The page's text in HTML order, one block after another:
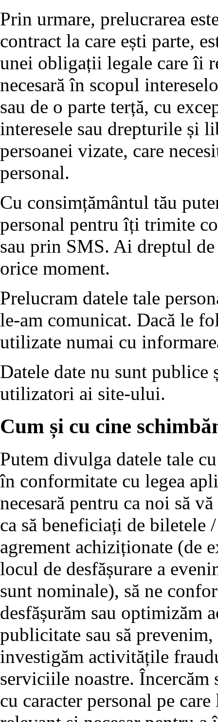
Prin urmare, prelucrarea
contract la care ești parte,
unei obligații legale care îi
necesară în scopul
sau de o parte terță, cu
interesele sau drepturile și
persoanei vizate, care
personal.
Cu consimțământul tău
personal pentru îți trimite
sau prin SMS. Ai dreptul
orice moment.
Prelucram datele tale
le-am comunicat. Dacă le
utilizate numai cu
Datele date nu sunt
utilizatori ai site-ului.
Cum și cu cine
Putem divulga datele tale
în conformitate cu legea
necesară pentru ca noi să
ca să beneficiați de biletele
agrement achiziționate (de
locul de desfășurare a
sunt nominale), să ne
desfășurăm sau optimizăm
publicitate sau să prevenim,
investigăm activitățile
serviciile noastre. Încercăm
cu caracter personal pe